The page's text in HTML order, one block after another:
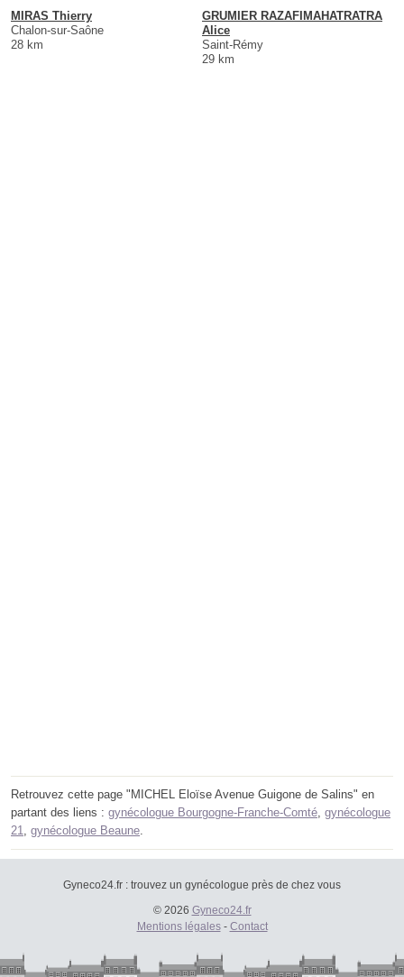
MIRAS Thierry
Chalon-sur-Saône
28 km
GRUMIER RAZAFIMAHATRATRA
Alice
Saint-Rémy
29 km
Retrouvez cette page "MICHEL Eloïse Avenue Guigone de Salins" en
partant des liens : gynécologue Bourgogne-Franche-Comté gynécologue
21
gynécologue Beaune
Gyneco24.fr : trouvez un gynécologue près de chez vous
© 2026 Gyneco24.fr
Mentions légales- Contact